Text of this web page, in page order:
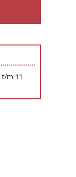
t/m 11